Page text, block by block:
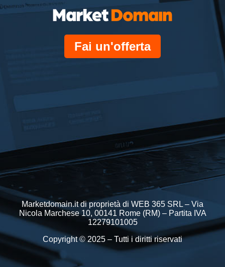
Fai un'offerta
Marketdomain.it di proprietà di WEB 365 SRL – Via
Nicola Marchese 10, 00141 Rome (RM) – Partita IVA
12279101005
Copyright © 2025 – Tutti i diritti riservati